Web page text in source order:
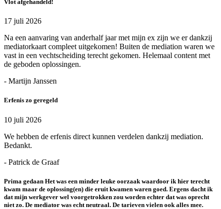
Vlot afgehandeld!
17 juli 2026
Na een aanvaring van anderhalf jaar met mijn ex zijn we er dankzij
mediatorkaart compleet uitgekomen! Buiten de mediation waren we
vast in een vechtscheiding terecht gekomen. Helemaal content met
de geboden oplossingen.
- Martijn Janssen
Erfenis zo geregeld
10 juli 2026
We hebben de erfenis direct kunnen verdelen dankzij mediation.
Bedankt.
- Patrick de Graaf
Prima gedaan Het was een minder leuke oorzaak waardoor ik hier terecht
kwam maar de oplossing(en) die eruit kwamen waren goed. Ergens dacht ik
dat mijn werkgever wel voorgetrokken zou worden echter dat was oprecht
niet zo. De mediator was echt neutraal. De tarieven vielen ook alles mee.